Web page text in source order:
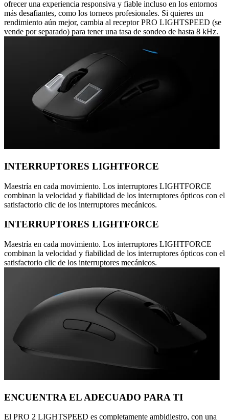
ofrecer una experiencia responsiva y fiable incluso en los entornos
más desafiantes, como los torneos profesionales. Si quieres un
rendimiento aún mejor, cambia al receptor PRO LIGHTSPEED (se
vende por separado) para tener una tasa de sondeo de hasta 8 kHz.
INTERRUPTORES LIGHTFORCE
Maestría en cada movimiento. Los interruptores LIGHTFORCE
combinan la velocidad y fiabilidad de los interruptores ópticos con el
satisfactorio clic de los interruptores mecánicos.
INTERRUPTORES LIGHTFORCE
Maestría en cada movimiento. Los interruptores LIGHTFORCE
combinan la velocidad y fiabilidad de los interruptores ópticos con el
satisfactorio clic de los interruptores mecánicos.
ENCUENTRA EL ADECUADO PARA TI
El PRO 2 LIGHTSPEED es completamente ambidiestro, con una